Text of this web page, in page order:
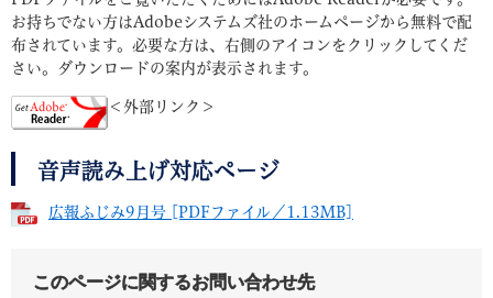
お持ちでない方はAdobeシステムズ社のホームページから無料で配
布されています。必要な方は、右側のアイコンをクリックしてくだ
さい。ダウンロードの案内が表示されます。
＜外部リンク＞
音声読み上げ対応ページ
広報ふじみ9月号 [PDFファイル／1.13MB]
このページに関するお問い合わせ先